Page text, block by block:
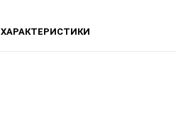
ХАРАКТЕРИСТИКИ